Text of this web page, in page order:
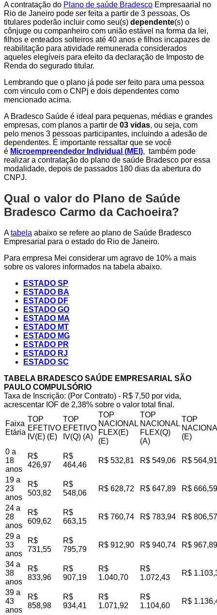
A contratação do Plano de saúde Bradesco Empresaarial no
Rio de Janeiro pode ser feita a partir de 3 pessoas, Os
titulares poderão incluir como seu(s) dependente(s) o
cônjuge ou companheiro com união estável na forma da lei,
filhos e enteados solteiros até 40 anos e filhos incapazes de
reabilitação para atividade remunerada considerados
aqueles elegíveis para efeito da declaração de Imposto de
Renda do segurado titular.
Lembrando que o plano já pode ser feito para uma pessoa
com vinculo com o CNPj e dois dependentes como
mencionado acima.
A Bradesco Saúde é ideal para pequenas, médias e grandes
empresas, com planos a partir de 03 vidas, ou seja, com
pelo menos 3 pessoas participantes, incluindo a adesão de
dependentes. É importante ressaltar que se você
é Microempreendedor Individual (MEI), também pode
realizar a contratação do plano de saúde Bradesco por essa
modalidade, depois de passados 180 dias da abertura do
CNPJ.
Qual o valor do Plano de Saúde
Bradesco Carmo da Cachoeira?
Atabela abaixo se refere ao plano de Saúde Bradesco
Empresarial para o estado do Rio de Janeiro.
Para empresa Mei considerar um agravo de 10% a mais
sobre os valores informados na tabela abaixo.
ESTADO SP
ESTADO BA
ESTADO DF
ESTADO GO
ESTADO MA
ESTADO MT
ESTADO MG
ESTADO PR
ESTADO RJ
ESTADO SC
TABELA BRADESCO SAÚDE EMPRESARIAL SÃO
PAULO COMPULSÓRIO
Taxa de Inscrição: (Por Contrato) - R$ 7,50 por vida,
acrescentar IOF de 2,38% sobre o valor total final.
Faixa
Etária
TOP
EFETIVO
IV(E) (E)
TOP
EFETIVO
IV(Q) (A)
TOP
NACIONAL
FLEX(E)
(E)
TOP
NACIONAL
FLEX(Q)
(A)
TOP
(E)
0 a
18
anos
R$
426,97
R$
464,46
R$ 532,81 R$ 549,06 R$ 564,91
19 a
23
anos
R$
503,82
R$
548,06
R$ 628,72 R$ 647,89 R$ 666,59
24 a
28
anos
R$
609,62
R$
663,15
R$ 760,74 R$ 783,94 R$ 806,57
29 a
33
anos
R$
731,55
R$
795,79
R$ 912,90 R$ 940,74 R$ 967,89
34 a
38
anos
R$
833,96
R$
907,19
R$
1.040,70
R$
1.072,43
R$
39 a
43
anos
R$
858,98
R$
934,41
R$
1.071,92
R$
1.104,60
R$